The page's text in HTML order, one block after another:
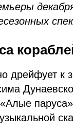
дрейфует к